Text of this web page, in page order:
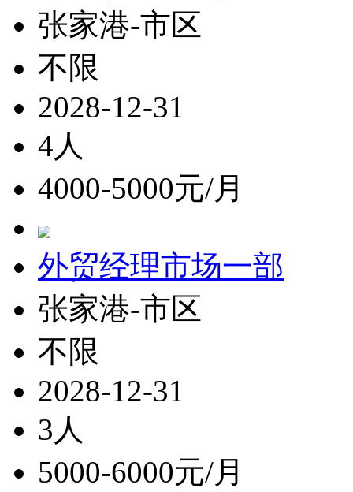
张家港-市区
不限
2028-12-31
4人
4000-5000元/月
外贸经理市场一部
张家港-市区
不限
2028-12-31
3人
5000-6000元/月